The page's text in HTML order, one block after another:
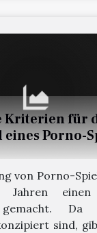
Kriterien für
eines Porno-
von Porno-
Jahren einen
gemacht.
sind,